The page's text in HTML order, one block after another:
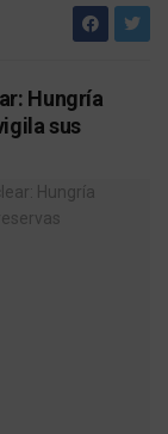
Hungría
sus